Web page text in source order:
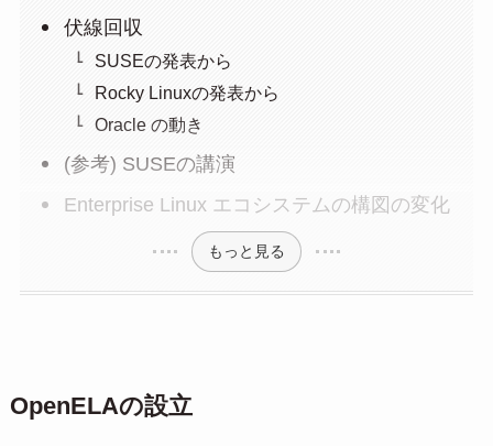
伏線回収
SUSEの発表から
Rocky Linuxの発表から
Oracle の動き
(参考) SUSEの講演
Enterprise Linux エコシステムの構図の変化
もっと見る
OpenELAの設立